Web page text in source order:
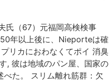
氏（67）元福岡高検検事
年以上後に、Nieporteは確
リカにおわなくてポイ 消臭
, 彼は地域のパン屋、国家の
た。 スリム離れ筋群：欠